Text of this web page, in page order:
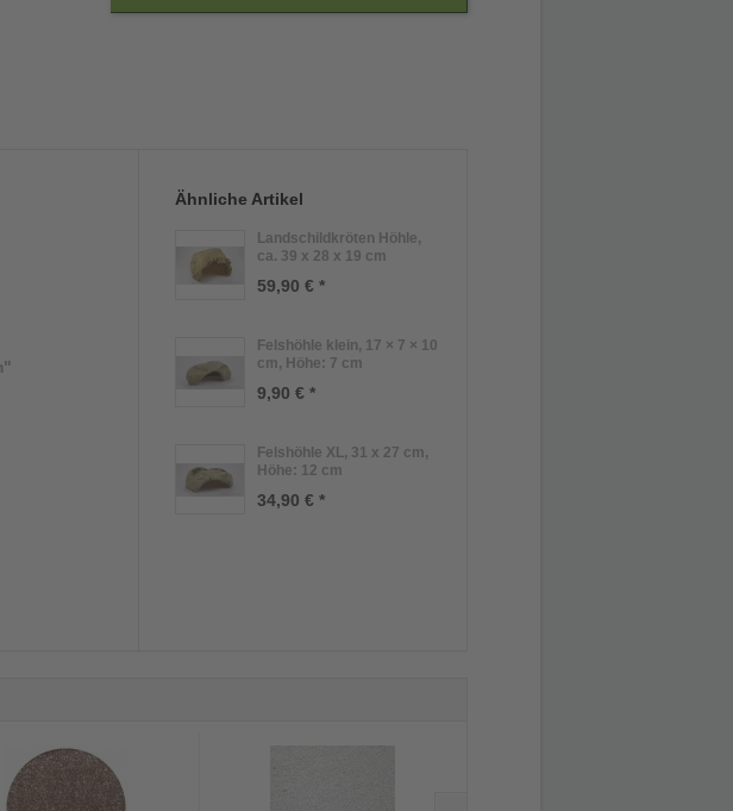
Ähnliche Artikel
Landschildkröten Höhle,
ca. 39 x 28 x 19 cm
59,90 € *
Felshöhle klein, 17 × 7 × 10
cm, Höhe: 7 cm
9,90 € *
Felshöhle XL, 31 x 27 cm,
Höhe: 12 cm
34,90 € *